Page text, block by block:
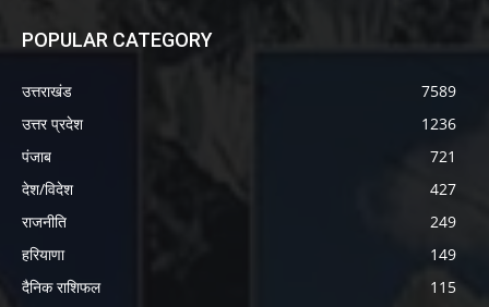
POPULAR CATEGORY
उत्तराखंड
7589
उत्तर प्रदेश
1236
पंजाब
721
देश/विदेश
427
राजनीति
249
हरियाणा
149
दैनिक राशिफल
115